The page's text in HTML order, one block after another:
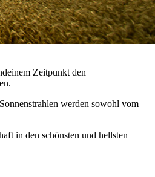
Zeitpunkt den
werden sowohl vom
in den schönsten und hellsten